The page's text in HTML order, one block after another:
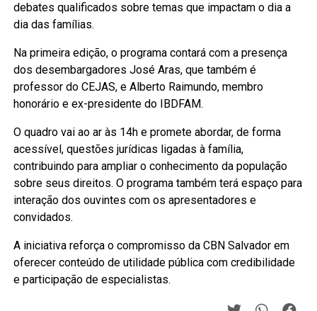
debates qualificados sobre temas que impactam o dia a
dia das famílias.
Na primeira edição, o programa contará com a presença
dos desembargadores José Aras, que também é
professor do CEJAS, e Alberto Raimundo, membro
honorário e ex-presidente do IBDFAM.
O quadro vai ao ar às 14h e promete abordar, de forma
acessível, questões jurídicas ligadas à família,
contribuindo para ampliar o conhecimento da população
sobre seus direitos. O programa também terá espaço para
interação dos ouvintes com os apresentadores e
convidados.
A iniciativa reforça o compromisso da CBN Salvador em
oferecer conteúdo de utilidade pública com credibilidade
e participação de especialistas.